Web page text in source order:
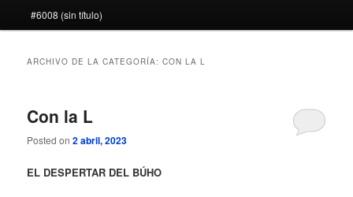
#6008 (sin título)
ARCHIVO DE LA CATEGORÍA:CON LA L
Con la L
Posted on2 abril, 2023
EL DESPERTAR DEL BÚHO